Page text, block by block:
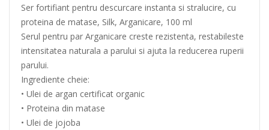
Ser fortifiant pentru descurcare instanta si stralucire, cu
proteina de matase, Silk, Arganicare, 100 ml
Serul pentru par Arganicare creste rezistenta, restabileste
intensitatea naturala a parului si ajuta la reducerea ruperii
parului.
Ingrediente cheie:
• Ulei de argan certificat organic
• Proteina din matase
• Ulei de jojoba